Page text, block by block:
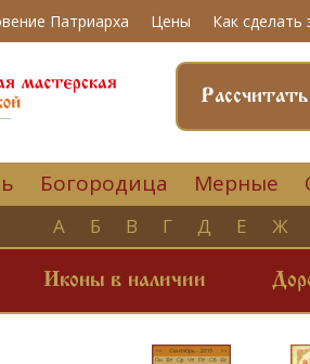
Патриарха Цены Как сделать
Богородица Мерные
А Б В Г Д Е Ж
Иконы в наличии